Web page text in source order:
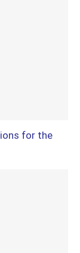
for the